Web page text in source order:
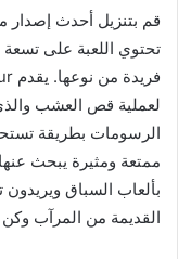
تحتوي اللعبة على
لعملية قص العشب
الرسومات بطريقة
ممتعة ومثيرة يبحث
بألعاب السباق
القديمة من المرآب